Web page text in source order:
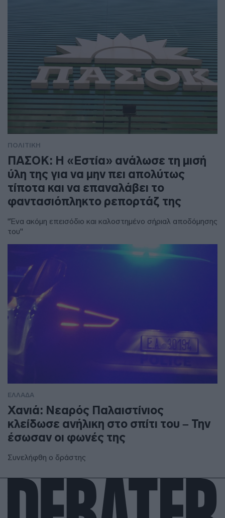
ΠΟΛΙΤΙΚΗ
ΠΑΣΟΚ: Η «Εστία» ανάλωσε τη μισή
ύλη της για να μην πει απολύτως
τίποτα και να επαναλάβει το
φαντασιόπληκτο ρεπορτάζ της
"Ένα ακόμη επεισόδιο και καλοστημένο σήριαλ αποδόμησης
του"
ΕΛΛΑΔΑ
Χανιά: Νεαρός Παλαιστίνιος
κλείδωσε ανήλικη στο σπίτι του – Την
έσωσαν οι φωνές της
Συνελήφθη ο δράστης